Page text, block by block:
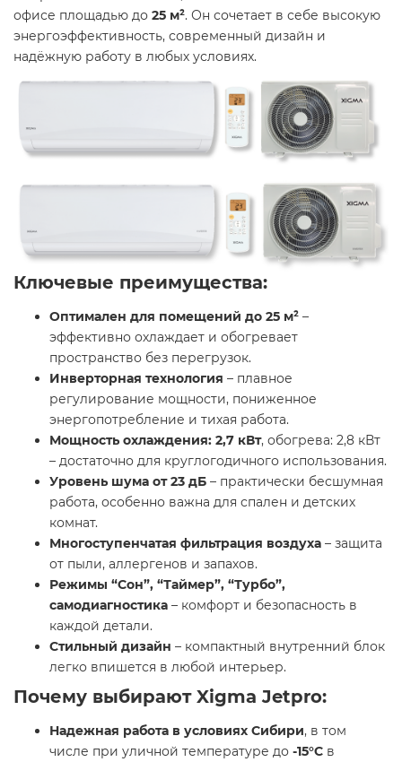
офисе площадью до 25 м². Он сочетает в себе высокую
энергоэффективность, современный дизайн и
надёжную работу в любых условиях.
Ключевые преимущества:
Оптимален для помещений до 25 м² –
эффективно охлаждает и обогревает
пространство без перегрузок.
Инверторная технология – плавное
регулирование мощности, пониженное
энергопотребление и тихая работа.
Мощность охлаждения: 2,7 кВт, обогрева: 2,8 кВт
– достаточно для круглогодичного использования.
Уровень шума от 23 дБ – практически бесшумная
работа, особенно важна для спален и детских
комнат.
Многоступенчатая фильтрация воздуха – защита
от пыли, аллергенов и запахов.
Режимы “Сон”, “Таймер”, “Турбо”,
самодиагностика – комфорт и безопасность в
каждой детали.
Стильный дизайн – компактный внутренний блок
легко впишется в любой интерьер.
Почему выбирают Xigma Jetpro:
Надежная работа в условиях Сибири, в том
числе при уличной температуре до -15°C в